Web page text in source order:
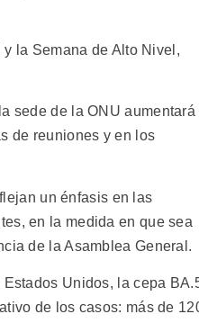
la Semana de Alto Nivel,
sede de la ONU aumentará
de reuniones y en los
un énfasis en las
en la medida en que sea
de la Asamblea General.
Unidos, la cepa
de los casos: más de